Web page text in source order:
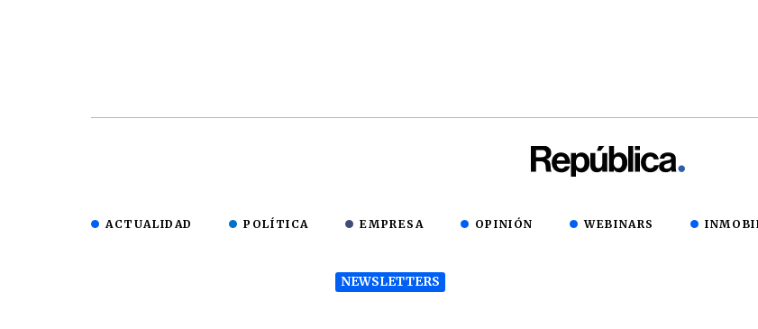
ACTUALIDAD POLÍTICA EMPRESA OPINIÓN WEBINARS
NEWSLETTERS